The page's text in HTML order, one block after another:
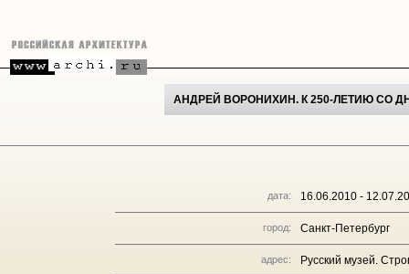
АНДРЕЙ ВОРОНИХИН. К 250-ЛЕТИЮ СО
дата: 16.06.2010 -
город: Санкт-Петербург
адрес: Русский музей.